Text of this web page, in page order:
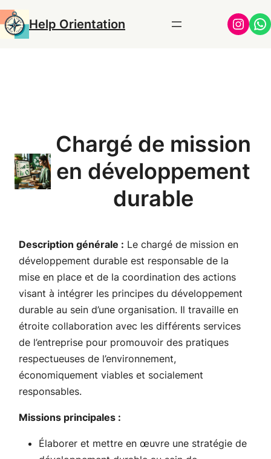
Aller
au
contenu
Help Orientation
Chargé de mission
en développement
durable
Description générale : Le chargé de mission en
développement durable est responsable de la
mise en place et de la coordination des actions
visant à intégrer les principes du développement
durable au sein d’une organisation. Il travaille en
étroite collaboration avec les différents services
de l’entreprise pour promouvoir des pratiques
respectueuses de l’environnement,
économiquement viables et socialement
responsables.
Missions principales :
Élaborer et mettre en œuvre une stratégie de